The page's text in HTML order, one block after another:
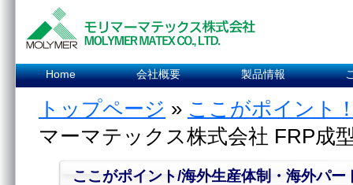
Home 会社概要 製品情報
トップページ » ここがポイント
マーマテックス株式会社 FRP成
ここがポイント/海外⽣産体制・海外パー